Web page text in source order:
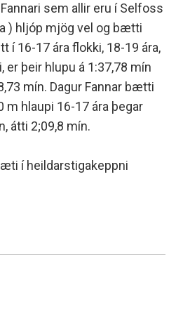
sem allir eru í Selfoss
) hljóp mjög vel og bætti
í 16-17 ára flokki, 18-19 ára,
er þeir hlupu á 1:37,78 mín
mín. Dagur Fannar bætti
m hlaupi 16-17 ára þegar
átti 2;09,8 mín.
í heildarstigakeppni